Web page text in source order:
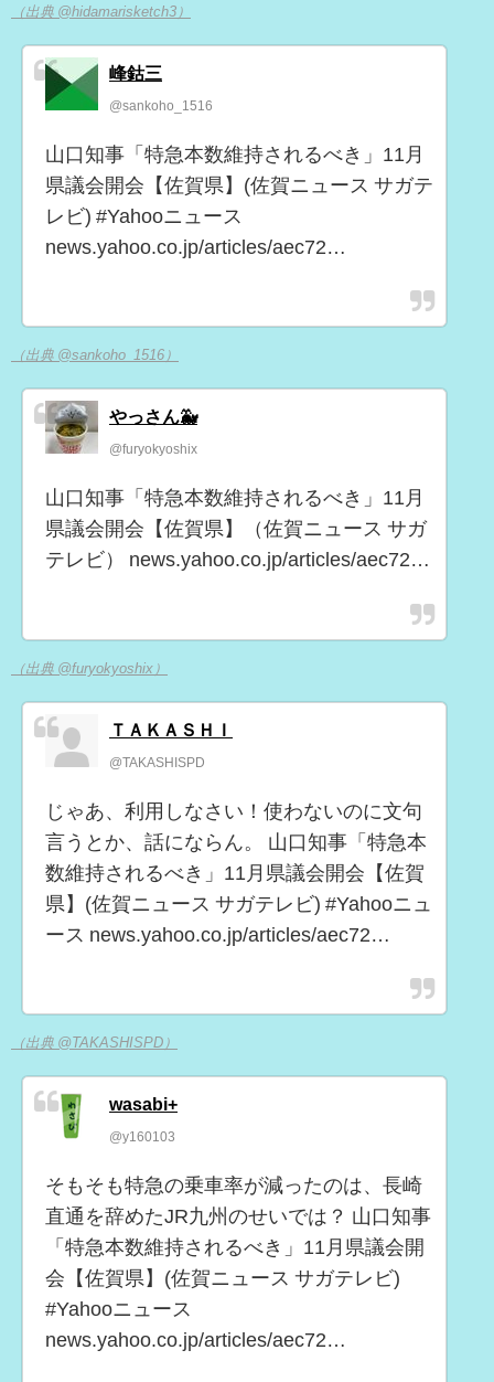
（出典 @hidamarisketch3）
峰鈷三
@sankoho_1516
山口知事「特急本数維持されるべき」11月
県議会開会【佐賀県】(佐賀ニュース サガテ
レビ) #Yahooニュース
news.yahoo.co.jp/articles/aec72…
（出典 @sankoho_1516）
やっさん🐳
@furyokyoshix
山口知事「特急本数維持されるべき」11月
県議会開会【佐賀県】（佐賀ニュース サガ
テレビ） news.yahoo.co.jp/articles/aec72…
（出典 @furyokyoshix）
ＴＡＫＡＳＨＩ
@TAKASHISPD
じゃあ、利用しなさい！使わないのに文句
言うとか、話にならん。 山口知事「特急本
数維持されるべき」11月県議会開会【佐賀
県】(佐賀ニュース サガテレビ) #Yahooニュ
ース news.yahoo.co.jp/articles/aec72…
（出典 @TAKASHISPD）
wasabi+
@y160103
そもそも特急の乗車率が減ったのは、長崎
直通を辞めたJR九州のせいでは？ 山口知事
「特急本数維持されるべき」11月県議会開
会【佐賀県】(佐賀ニュース サガテレビ)
#Yahooニュース
news.yahoo.co.jp/articles/aec72…